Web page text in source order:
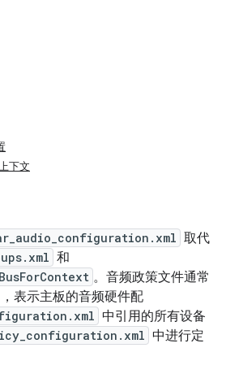
下文
取代
和
。音频政策文件通常
表示主板的音频硬件配
中引用的所有设备
中进行定